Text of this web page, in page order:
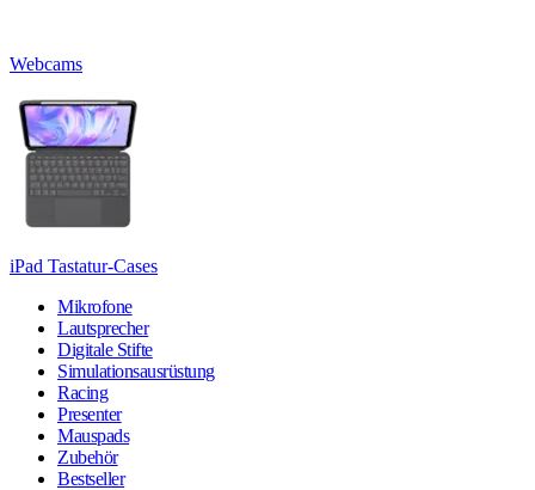
Webcams
iPad Tastatur-Cases
Mikrofone
Lautsprecher
Digitale Stifte
Simulationsausrüstung
Racing
Presenter
Mauspads
Zubehör
Bestseller